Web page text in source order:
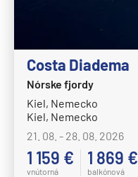
Costa Diadema
Nórske fjordy
Kiel, Nemecko
Kiel, Nemecko
21. 08. - 28. 08. 2026
1 159 €
vnútorná
1 869 €
balkónová